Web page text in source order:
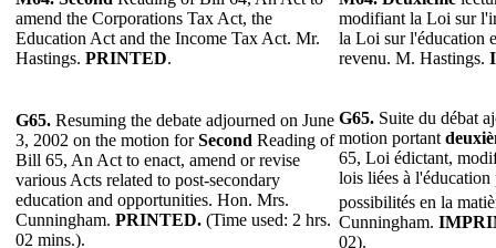
amend the Corporations Tax Act, the
Education Act and the Income Tax Act. Mr.
Hastings. PRINTED.
modifiant la Loi sur
la Loi sur l'éducation
revenu. M. Hastings.
G65. Resuming the debate adjourned on June
3, 2002 on the motion forSecond Reading of
Bill 65, An Act to enact, amend or revise
various Acts related to post-secondary
education and opportunities. Hon. Mrs.
Cunningham. PRINTED. (Time used: 2 hrs.
02 mins.).
G65. Suite du débat
motion portant
65, Loi édictant,
lois liées à l'éducation
possibilités en la
Cunningham.
02).